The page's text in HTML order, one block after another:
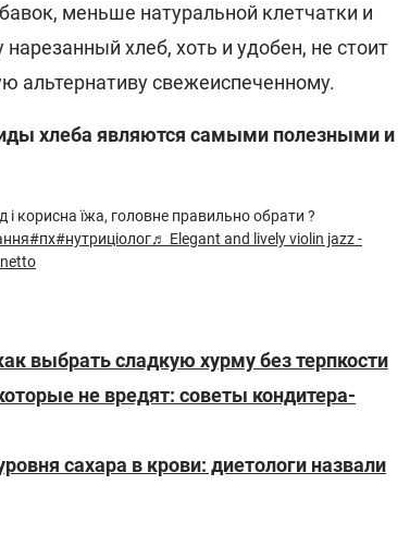
меньше натуральной клетчатки и
хлеб, хоть и удобен, не стоит
альтернативу свежеиспеченному.
хлеба являются самыми полезными и
і корисна їжа, головне правильно обрати ?
#пх#нутриціолог♬ Elegant and lively violin jazz -
выбрать сладкую хурму без терпкости
не вредят: советы кондитера-
сахара в крови: диетологи назвали